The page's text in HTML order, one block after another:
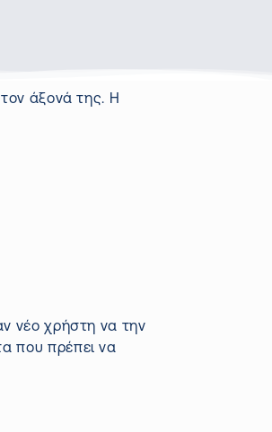
τον άξονά της. Η
νέο χρήστη να την
που πρέπει να